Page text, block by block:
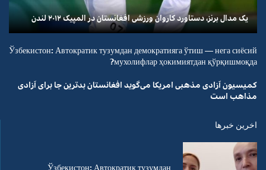
یک مدال برنز، دستاورد کاروان ورزشی افغانستان در المپیک ۲۰۱۲ لندن
Ўзбекистон: Автократик тузумдан демократияга ўтиш — нега сиёсий
мухолифлар ҳокимиятдан қўрқишмоқда?
کمیسیون آزادی مذهبی امریکا می‌گوید افغانستان بدترین جا برای آزادی
مذاهب است
اخرین خبرها